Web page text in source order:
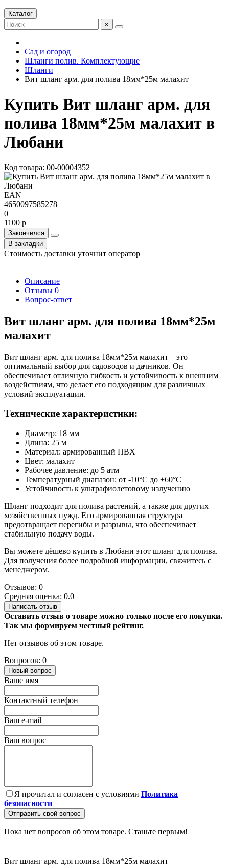
Каталог
×
Сад и огород
Шланги полив. Комплектующие
Шланги
Вит шланг арм. для полива 18мм*25м малахит
Купить Вит шланг арм. для
полива 18мм*25м малахит в
Любани
Код товара: 00-00004352
EAN
4650097585278
0
1100 р
Закончился
В закладки
Стоимость доставки уточнит оператор
Описание
Отзывы 0
Вопрос-ответ
Вит шланг арм. для полива 18мм*25м
малахит
Вит шланг арм. для полива 18мм*25м малахит – это
оптимальный выбор для садоводов и дачников. Он
обеспечивает отличную гибкость и устойчивость к внешним
воздействиям, что делает его подходящим для различных
условий эксплуатации.
Технические характеристики:
Диаметр: 18 мм
Длина: 25 м
Материал: армированный ПВХ
Цвет: малахит
Рабочее давление: до 5 атм
Температурный диапазон: от -10°C до +60°C
Устойчивость к ультрафиолетовому излучению
Шланг подходит для полива растений, а также для других
хозяйственных нужд. Его армированная структура
предотвращает перегибы и разрывы, что обеспечивает
стабильную подачу воды.
Вы можете дёшево купить в Любани этот шланг для полива.
Для получения более подробной информации, свяжитесь с
менеджером.
Отзывов: 0
Средняя оценка: 0.0
Написать отзыв
Оставить отзыв о товаре можно только после его покупки.
Так мы формируем честный рейтинг.
Нет отзывов об этом товаре.
Вопросов: 0
Новый вопрос
Ваше имя
Контактный телефон
Ваш e-mail
Ваш вопрос
Я прочитал и согласен с условиями Политика
безопасности
Отправить свой вопрос
Пока нет вопросов об этом товаре. Станьте первым!
Вит шланг арм. для полива 18мм*25м малахит